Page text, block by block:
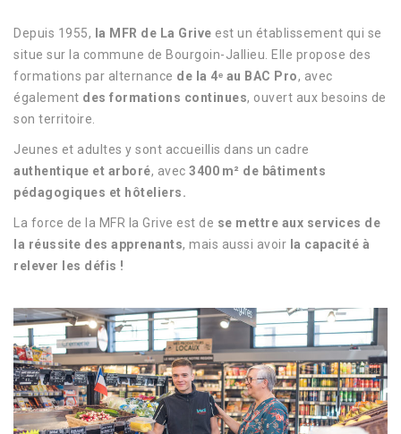
Depuis 1955, la MFR de La Grive est un établissement qui se
situe sur la commune de Bourgoin-Jallieu. Elle propose des
formations par alternance de la 4ᵉ au BAC Pro, avec
également des formations continues, ouvert aux besoins de
son territoire.
Jeunes et adultes y sont accueillis dans un cadre
authentique et arboré, avec 3400 m² de bâtiments
pédagogiques et hôteliers.
La force de la MFR la Grive est de se mettre aux services de
la réussite des apprenants, mais aussi avoir la capacité à
relever les défis !